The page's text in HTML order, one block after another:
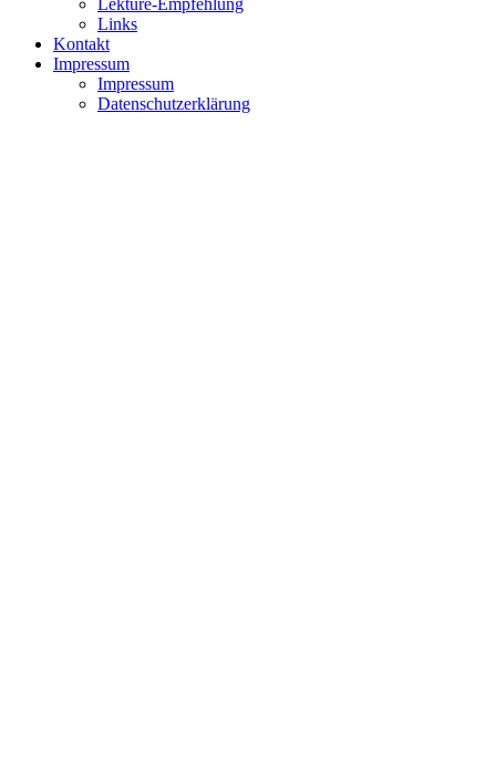
Links
Kontakt
Impressum
Impressum
Datenschutzerklärung